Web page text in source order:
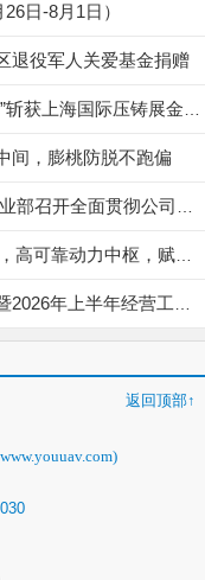
日-8月1日）
退役军人关爱基金捐赠
间，膨桃防脱不跑偏
返回顶部↑